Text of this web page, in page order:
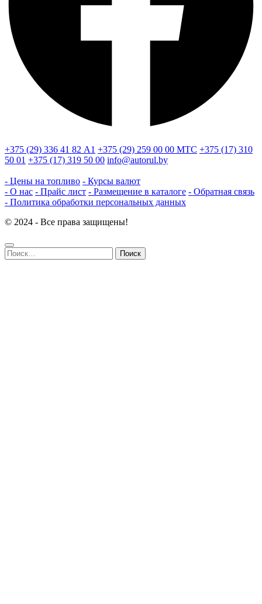
+375 (29) 336 41 82 А1 +375 (29) 259 00 00 МТС +375 (17) 310
50 01 +375 (17) 319 50 00 info@autorul.by
- Цены на топливо - Курсы валют
- О нас - Прайс лист - Размещение в каталоге - Обратная связь
- Политика обработки персональных данных
© 2024 - Все права защищены!
Найти: